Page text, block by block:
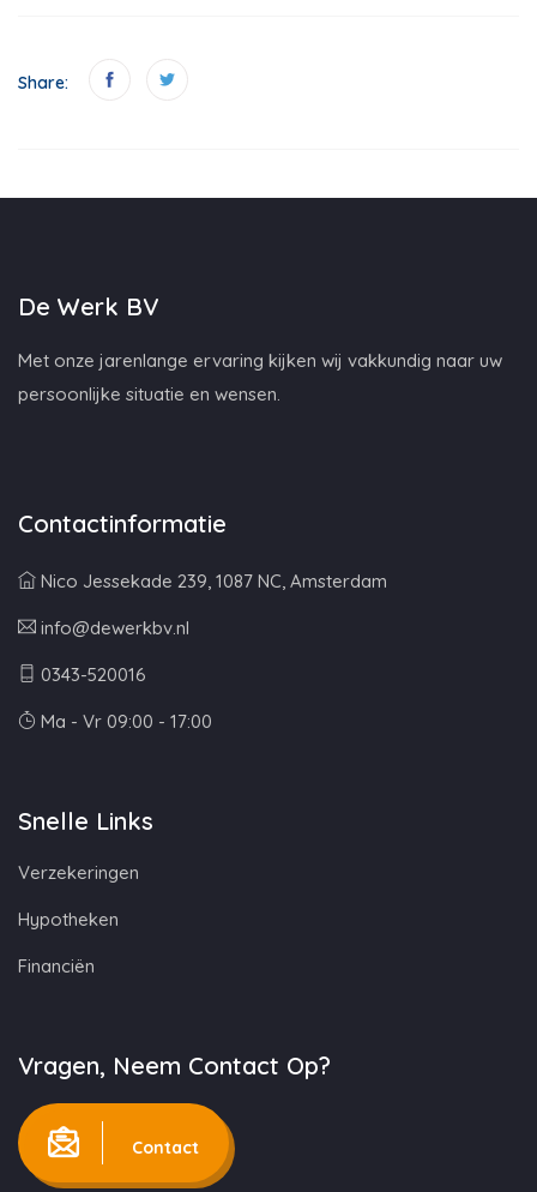
Share:
De Werk BV
Met onze jarenlange ervaring kijken wij vakkundig naar uw
persoonlijke situatie en wensen.
Contactinformatie
Nico Jessekade 239, 1087 NC, Amsterdam
info@dewerkbv.nl
0343-520016
Ma - Vr 09:00 - 17:00
Snelle Links
Verzekeringen
Hypotheken
Financiën
Vragen, Neem Contact Op?
Contact